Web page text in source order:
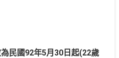
民國92年5月30日起(22歲